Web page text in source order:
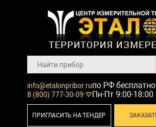
info@etalonpribor.ru
8 (800) 777-30-09
по РФ бесплатно
Пн-Пт 9:00-18:00
ПРИГЛАСИТЬ НА ТЕНДЕР